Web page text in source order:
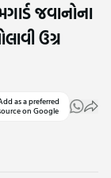
જવાનોના
ઉગ્ર
as a preferred
on Google